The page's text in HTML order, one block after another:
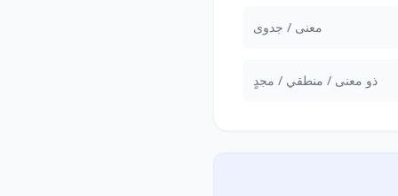
معنى / جدوى
ذو معنى / منطقي / مجدٍ